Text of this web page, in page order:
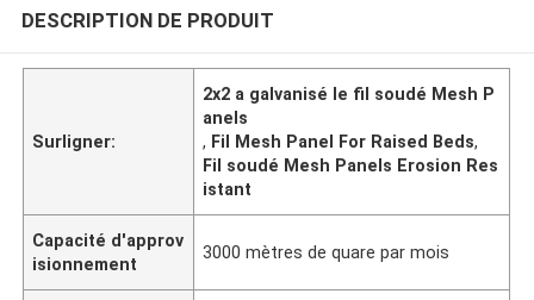
DESCRIPTION DE PRODUIT
Surligner:
2x2 a galvanisé le fil soudé Mesh P
anels
, Fil Mesh Panel For Raised Beds,
Fil soudé Mesh Panels Erosion Res
istant
Capacité d'approv
isionnement
3000 mètres de quare par mois